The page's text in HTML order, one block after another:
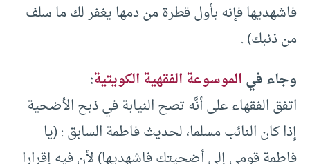
فاشهديها فإنه بأول قطرة من دمها يغفر لك ما سلف
من ذنبك) .
وجاء فيالموسوعة الفقهية الكويتية:
اتفق الفقهاء على أنَّه تصح النيابة في ذبح الأضحية
إذا كان النائب مسلما، لحديث فاطمة السابق : (يا
فاطمة قومي إلى أضحيتك فاشهديها) لأن فيه إقرارا